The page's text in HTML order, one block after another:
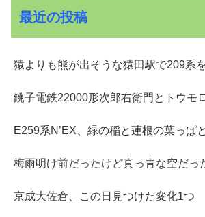
最近の投稿
猿よりも熊が出そうな猿田駅で209系
銚子電鉄22000形次郎右衛門とトウモ
E259系N’EX、緑の稲と蓮根の葉っぱと
梅雨明け前だったけど真っ青な空だっ
京成大佐倉、この日見つけた変化1つ